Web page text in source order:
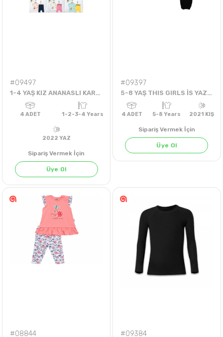
#09497
1-4 YAŞ KIZ ANANASLI KARPUZLU TAYTLI TAKIM
4ADET 1-2-3-4 Years
2022 YAZ
Sipariş Vermek İçin
Üye Ol
#09397
5-8 YAŞ THIS GIRLS İS YAZILI 2'Lİ TAKIM (2İP)
4ADET 5-8 Years
Sipariş Vermek İçin
Üye Ol
#08844 #09384